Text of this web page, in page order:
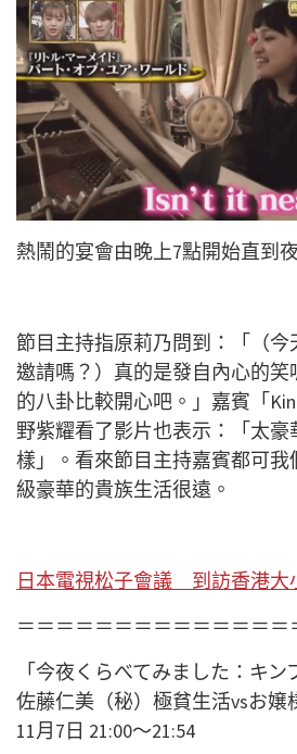
熱鬧的宴會由晚上7點開始直到
節目主持指原莉乃問到：「（
邀請嗎？）真的是發自內心的
的八卦比較開心吧。」嘉賓「
野紫耀看了影片也表示：「太
樣」。看來節目主持嘉賓都可
級豪華的貴族生活很遠。
日本電視松子會議 到訪香港大
＝＝＝＝＝＝＝＝＝＝＝＝＝＝
「今夜くらべてみました：キ
佐藤仁美（秘）極貧生活vsお嬢
11月7日 21:00～21:54